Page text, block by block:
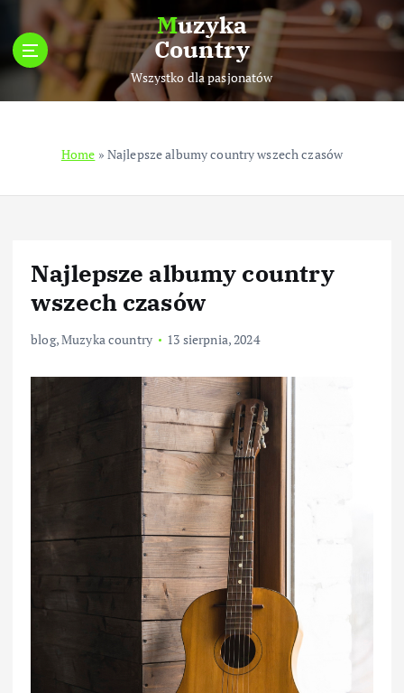
p
t
Muzyka
Country
Wszystko dla pasjonatów
Home » Najlepsze albumy country wszech czasów
Najlepsze albumy country
wszech czasów
blog,Muzyka country 13 sierpnia, 2024